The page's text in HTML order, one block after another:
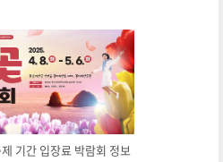
기간 입장료 박람회 정보